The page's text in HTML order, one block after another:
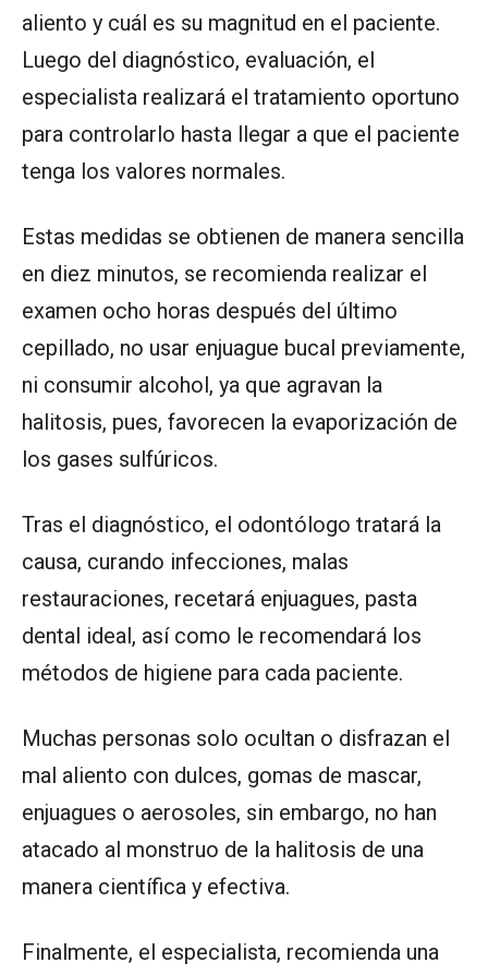
aliento y cuál es su magnitud en el paciente.
Luego del diagnóstico, evaluación, el
especialista realizará el tratamiento oportuno
para controlarlo hasta llegar a que el paciente
tenga los valores normales.
Estas medidas se obtienen de manera sencilla
en diez minutos, se recomienda realizar el
examen ocho horas después del último
cepillado, no usar enjuague bucal previamente,
ni consumir alcohol, ya que agravan la
halitosis, pues, favorecen la evaporización de
los gases sulfúricos.
Tras el diagnóstico, el odontólogo tratará la
causa, curando infecciones, malas
restauraciones, recetará enjuagues, pasta
dental ideal, así como le recomendará los
métodos de higiene para cada paciente.
Muchas personas solo ocultan o disfrazan el
mal aliento con dulces, gomas de mascar,
enjuagues o aerosoles, sin embargo, no han
atacado al monstruo de la halitosis de una
manera científica y efectiva.
Finalmente, el especialista, recomienda una